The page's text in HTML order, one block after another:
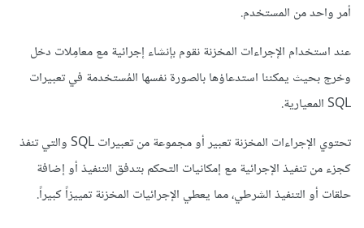
أمر واحد من المستخدم.
عند استخدام الإجراءات المخزنة نقوم بإنشاء إجرائية مع معامِلات دخل
وخرج بحيث يمكننا استدعاؤها بالصورة نفسها المُستخدمة في تعبيرات
SQL المعيارية.
تحتوي الإجراءات المخزنة تعبير أو مجموعة من تعبيرات SQL والتي تنفذ
كجزء من تنفيذ الإجرائية مع إمكانيات التحكم بتدفق التنفيذ أو إضافة
حلقات أو التنفيذ الشرطي، مما يعطي الإجرائيات المخزنة تمييزاً كبيراً.